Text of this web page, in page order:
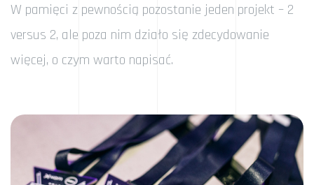
W pamięci z pewnością pozostanie jeden projekt – 2
versus 2, ale poza nim działo się zdecydowanie
więcej, o czym warto napisać.